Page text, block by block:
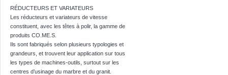
RÉDUCTEURS ET VARIATEURS
Les réducteurs et variateurs de vitesse
constituent, avec les têtes à polir, la gamme de
produits CO.ME.S.
Ils sont fabriqués selon plusieurs typologies et
grandeurs, et trouvent leur application sur tous
les types de machines-outils, surtout sur les
centres d’usinage du marbre et du granit.